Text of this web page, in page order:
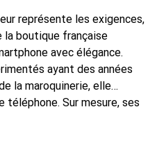
représente les exigences,
boutique française
avec élégance.
ayant des années
la maroquinerie, elle
Sur mesure, ses
indispensable pour votre